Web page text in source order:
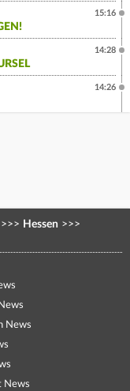
15:16
14:28
14:26
>>> Hessen >>>
News
News